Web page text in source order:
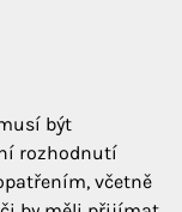
být
rozhodnutí
včetně